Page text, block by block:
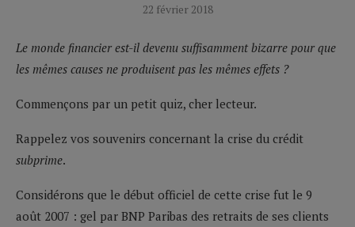
22 février 2018
Le monde financier est-il devenu suffisamment bizarre pour que
les mêmes causes ne produisent pas les mêmes effets ?
Commençons par un petit quiz, cher lecteur.
Rappelez vos souvenirs concernant la crise du crédit
subprime.
Considérons que le début officiel de cette crise fut le 9
août 2007 : gel par BNP Paribas des retraits de ses clients